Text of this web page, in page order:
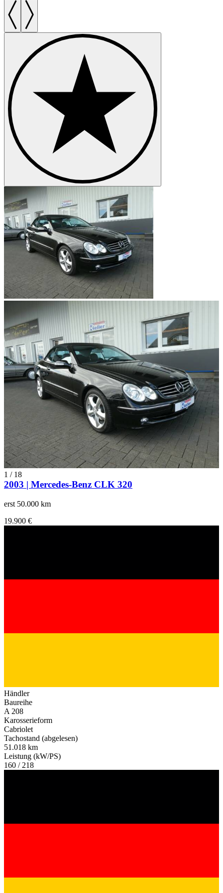
1 / 18
2003 | Mercedes-Benz CLK 320
erst 50.000 km
19.900 €
Händler
Baureihe
A 208
Karosserieform
Cabriolet
Tachostand (abgelesen)
51.018 km
Leistung (kW/PS)
160 / 218